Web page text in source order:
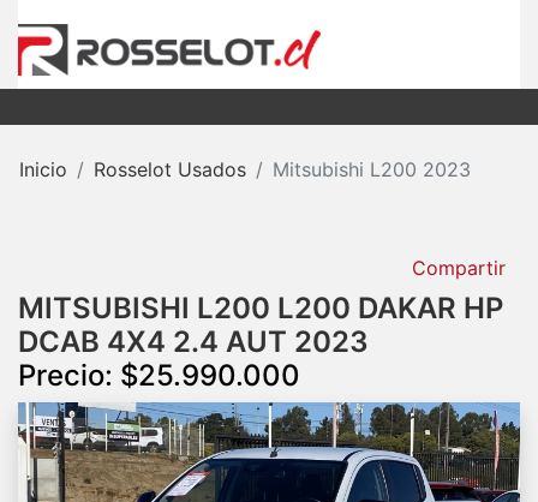
Inicio Rosselot Usados Mitsubishi L200 2023
Compartir
MITSUBISHI L200 L200 DAKAR HP
DCAB 4X4 2.4 AUT 2023
Precio: $25.990.000